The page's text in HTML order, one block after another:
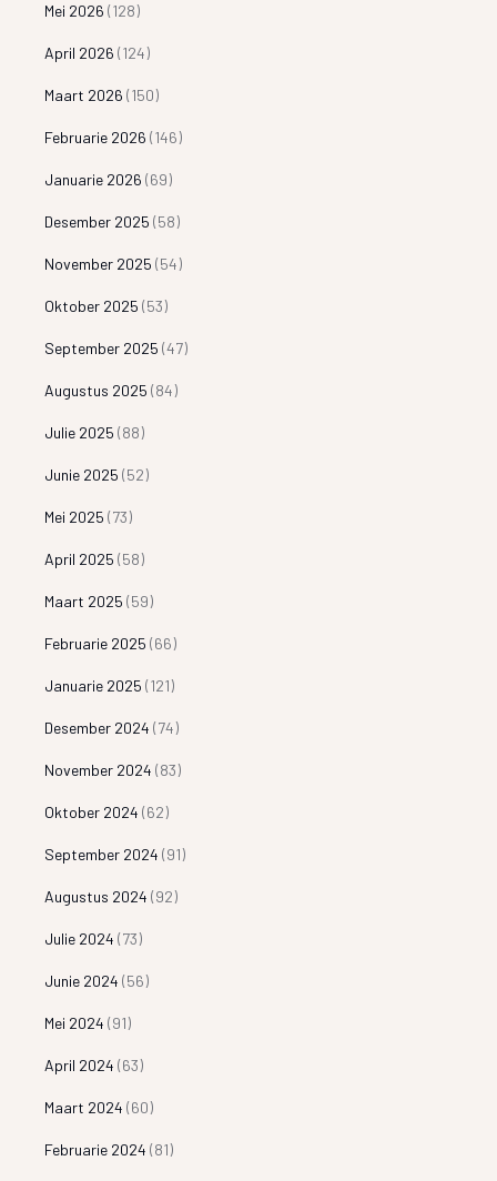
Mei 2026 (128)
April 2026 (124)
Maart 2026 (150)
Februarie 2026 (146)
Januarie 2026 (69)
Desember 2025 (58)
November 2025 (54)
Oktober 2025 (53)
September 2025 (47)
Augustus 2025 (84)
Julie 2025 (88)
Junie 2025 (52)
Mei 2025 (73)
April 2025 (58)
Maart 2025 (59)
Februarie 2025 (66)
Januarie 2025 (121)
Desember 2024 (74)
November 2024 (83)
Oktober 2024 (62)
September 2024 (91)
Augustus 2024 (92)
Julie 2024 (73)
Junie 2024 (56)
Mei 2024 (91)
April 2024 (63)
Maart 2024 (60)
Februarie 2024 (81)